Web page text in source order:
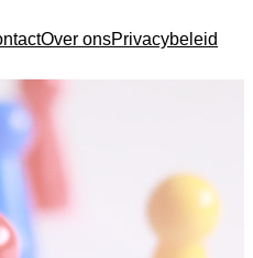
Over onsPrivacybeleid